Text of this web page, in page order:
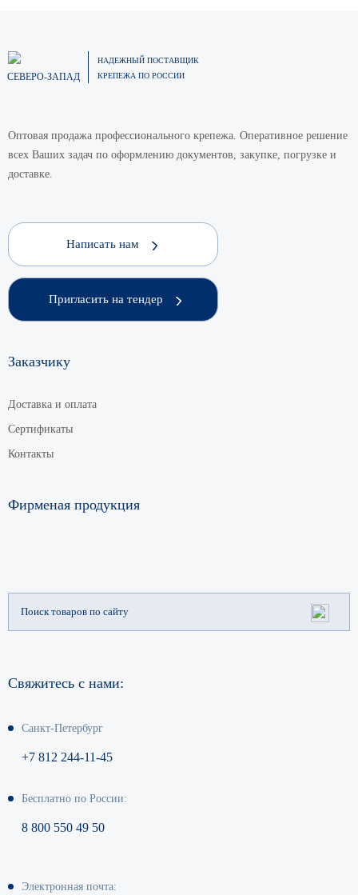
СЕВЕРО-ЗАПАД
НАДЕЖНЫЙ ПОСТАВЩИК
КРЕПЕЖА ПО РОССИИ
Оптовая продажа профессионального крепежа. Оперативное решение
всех Ваших задач по оформлению документов, закупке, погрузке и
доставке.
Написать нам
Пригласить на тендер
Заказчику
Доставка и оплата
Сертификаты
Контакты
Фирменая продукция
Свяжитесь с нами:
Санкт-Петербург
+7 812 244-11-45
Бесплатно по России:
8 800 550 49 50
Электронная почта: